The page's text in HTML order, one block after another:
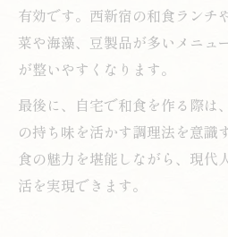
有効です。西新宿の和食ランチ
菜や海藻、豆製品が多いメニュ
が整いやすくなります。
最後に、自宅で和食を作る際は
の持ち味を活かす調理法を意識
食の魅力を堪能しながら、現代
活を実現できます。